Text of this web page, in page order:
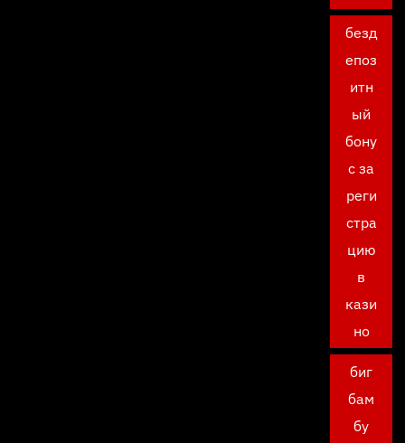
безд
епоз
итн
ый
бону
с за
реги
стра
цию
в
кази
но
биг
бам
бу